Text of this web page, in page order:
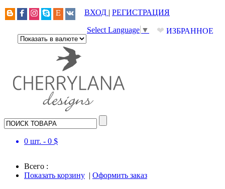
ВХОД | РЕГИСТРАЦИЯ
❤ ИЗБРАННОЕ
Select Language ▼
0 шт. - 0 $
Всего :
Показать корзину | Оформить заказ